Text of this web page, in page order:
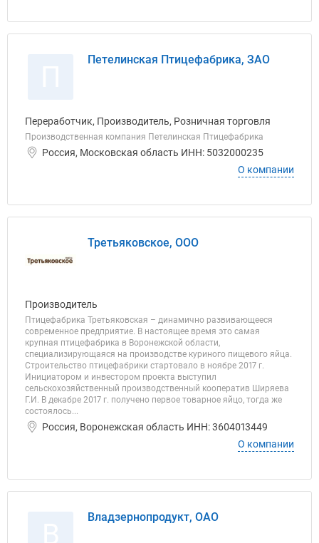
Петелинская Птицефабрика, ЗАО
Переработчик, Производитель, Розничная торговля
Производственная компания Петелинская Птицефабрика
Россия, Московская область ИНН: 5032000235
О компании
Третьяковское, ООО
Производитель
Птицефабрика Третьяковская – динамично развивающееся
современное предприятие. В настоящее время это самая
крупная птицефабрика в Воронежской области,
специализирующаяся на производстве куриного пищевого яйца.
Строительство птицефабрики стартовало в ноябре 2017 г.
Инициатором и инвестором проекта выступил
сельскохозяйственный производственный кооператив Ширяева
Г.И. В декабре 2017 г. получено первое товарное яйцо, тогда же
состоялось...
Россия, Воронежская область ИНН: 3604013449
О компании
Владзернопродукт, ОАО